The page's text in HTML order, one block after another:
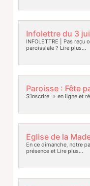
Infolettre du 3
INFOLETTRE | Pas reçu
paroissiale ? Lire plus…
Paroisse : Fête
S’inscrire => en ligne et
Eglise de la
En ce dimanche, notre
présence etLire plus…